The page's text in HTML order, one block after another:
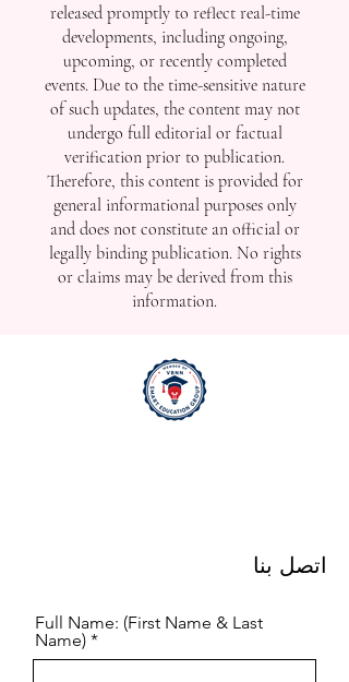
released promptly to reflect real-time
developments, including ongoing,
upcoming, or recently completed
events. Due to the time-sensitive nature
of such updates, the content may not
undergo full editorial or factual
verification prior to publication.
Therefore, this content is provided for
general informational purposes only
and does not constitute an official or
legally binding publication. No rights
or claims may be derived from this
information.
اتصل بنا
Full Name: (First Name & Last
Name)